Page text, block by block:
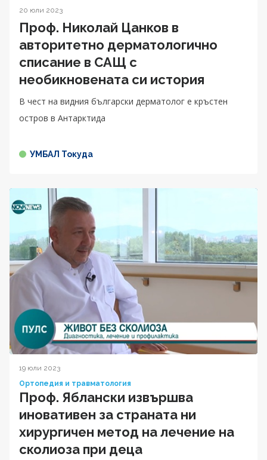
20 юли 2023
Проф. Николай Цанков в
авторитетно дерматологично
списание в САЩ с
необикновената си история
В чест на видния български дерматолог е кръстен
остров в Антарктида
УМБАЛ Токуда
19 юли 2023
Ортопедия и травматология
Проф. Яблански извършва
иновативен за страната ни
хирургичен метод на лечение на
сколиоза при деца